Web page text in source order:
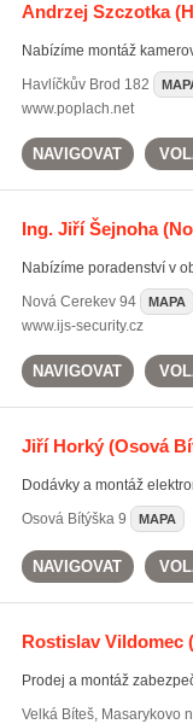
Andrzej Szczotka
Nabízíme montáž
Havlíčkův Brod 182
www.poplach.net
NAVIGOVAT
Ing. Jiří Šejnoha
Nabízíme poradenství v
Nová Cerekev94 MAPA
www.ijs-security.cz
NAVIGOVAT
Jiří Horký(Osová
Dodávky a montáž
Osová Bítýška9 MAPA
NAVIGOVAT
Rostislav Vildomec
Prodej a montáž
Velká Bíteš, Masarykovo